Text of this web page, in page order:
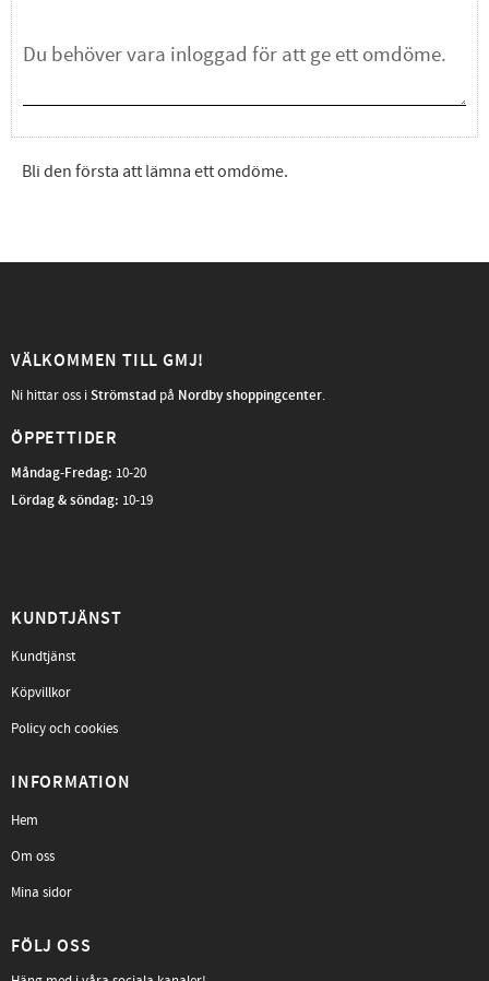
Bli den första att lämna ett omdöme.
VÄLKOMMEN TILL GMJ!
Ni hittar oss iStrömstad på Nordby shoppingcenter.
ÖPPETTIDER
Måndag-Fredag: 10-20
Lördag & söndag: 10-19
KUNDTJÄNST
Kundtjänst
Köpvillkor
Policy och cookies
INFORMATION
Hem
Om oss
Mina sidor
FÖLJ OSS